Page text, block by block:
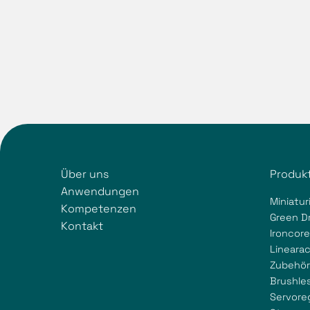
Über uns
Anwendungen
Kompetenzen
Kontakt
Green
Zubehör